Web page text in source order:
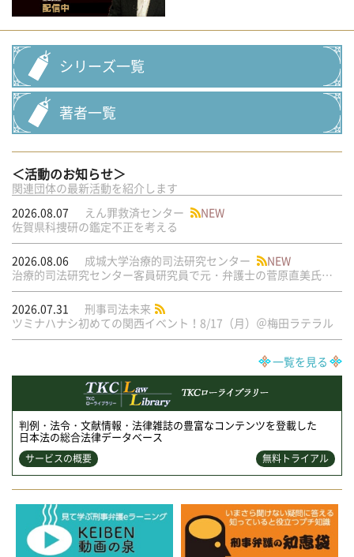
シリーズ一覧
著者一覧
＜活動のお知らせ＞
関連団体の最新活動を紹介します
2026.08.07
えん罪救済センター
NEW
佐賀県科捜研の鑑定不正を考える
2026.08.06 成城大学治療的司法研究センター
NEW
治療的司法研究センター客員研究員で元・弁護士の菅原直美氏の論文が公刊されました
2026.07.31
刑事司法未来
ツミナハナシ初めての関西イベント！8/17（月）＠梅田ラテラル
一覧を見る
判例・法令・文献情報・法律雑誌の豊富なコンテンツを登載した
日本法の総合法律データベース
サービスの概要 無料トライアル